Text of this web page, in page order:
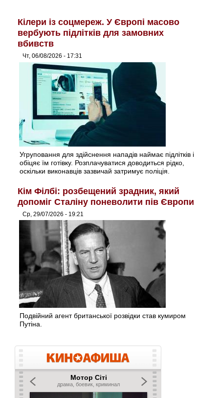
Кілери із соцмереж. У Європі масово
вербують підлітків для замовних
вбивств
Чт, 06/08/2026 - 17:31
Угруповання для здійснення нападів наймає підлітків і
обіцяє їм готівку. Розплачуватися доводиться рідко,
оскільки виконавців зазвичай затримує поліція.
Кім Філбі: розбещений зрадник, який
допоміг Сталіну поневолити пів Європи
Ср, 29/07/2026 - 19:21
Подвійний агент британської розвідки став кумиром
Путіна.